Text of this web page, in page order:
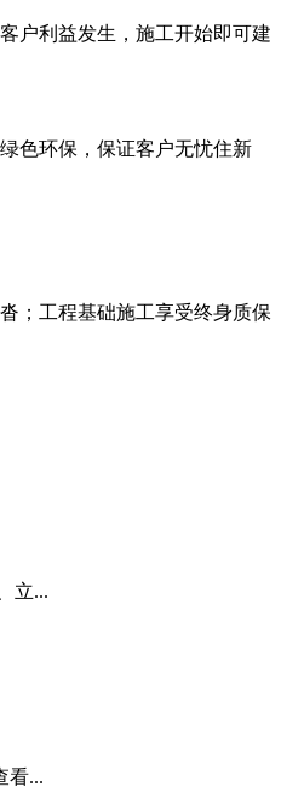
户利益发生，施工开始即可建
色环保，保证客户无忧住新
；工程基础施工享受终身质保
立...
看...